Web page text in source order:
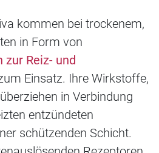
kommen bei trockenem,
in Form von
Reiz- und
Einsatz. Ihre Wirkstoffe,
in Verbindung
entzündeten
schützenden Schicht.